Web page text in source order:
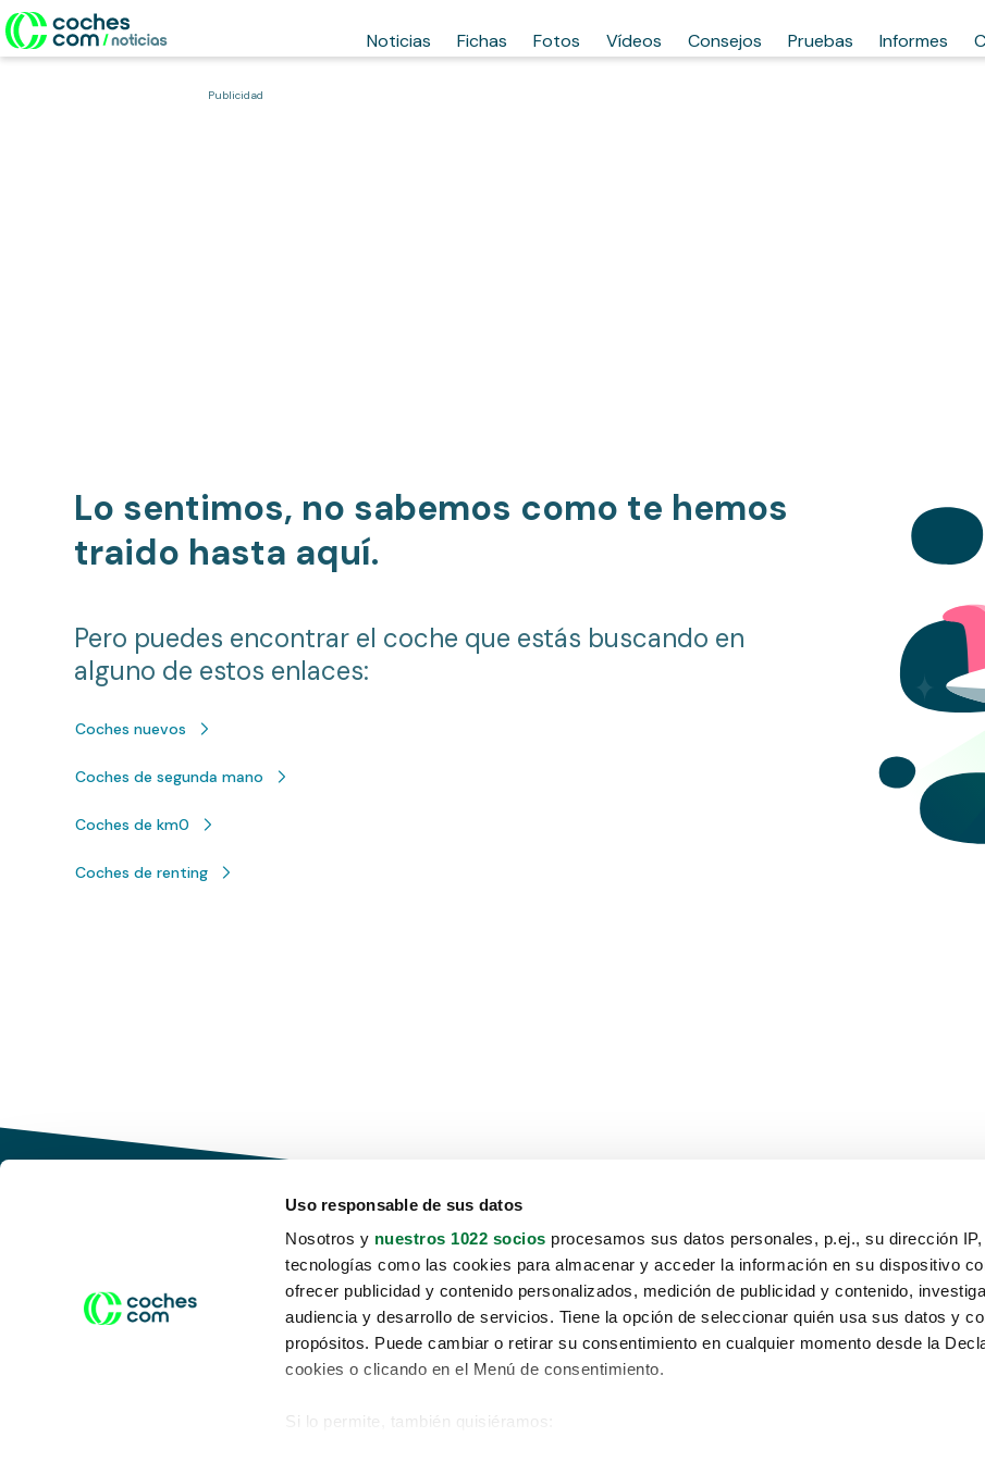
Uso responsable de sus datos
Nosotros y nuestros 1022 socios procesamos sus datos personales, p.ej., su dirección
tecnologías como las cookies para almacenar y acceder la información en su dispositivo
ofrecer publicidad y contenido personalizados, medición de publicidad y contenido,
audiencia y desarrollo de servicios. Tiene la opción de seleccionar quién usa sus datos y
propósitos. Puede cambiar o retirar su consentimiento en cualquier momento desde la
cookies o clicando en el Menú de consentimiento.
Si lo permite, también quisiéramos:
Noticias Fichas Fotos Vídeos Consejos Pruebas Informes
Publicidad
Lo sentimos, no sabemos como te hemos
traido hasta aquí.
Pero puedes encontrar el coche que estás buscando en
alguno de estos enlaces:
Coches nuevos
Coches de segunda mano
Coches de km0
Coches de renting
Conduce tu futuro,
desata tu movilidad